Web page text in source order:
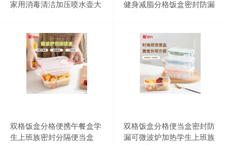
家用消毒清洁加压喷水壶大
健身减脂分格饭盒密封防漏
双格饭盒分格便携午餐盒学
生上班族密封分隔便当盒
双格饭盒分格便当盒密封防
漏可微波炉加热学生上班族